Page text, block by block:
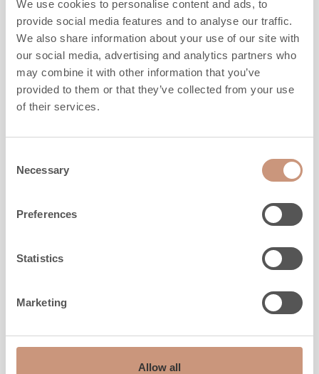
We use cookies to personalise content and ads, to
provide social media features and to analyse our traffic.
We also share information about your use of our site with
our social media, advertising and analytics partners who
may combine it with other information that you’ve
provided to them or that they’ve collected from your use
of their services.
Selection
Necessary
Preferences
Statistics
Marketing
Allow all
TTU2700/75 XL
Hauteur 2130
mm
Profondeur
750mm
2890kg
130m2
DÉCOUVREZ